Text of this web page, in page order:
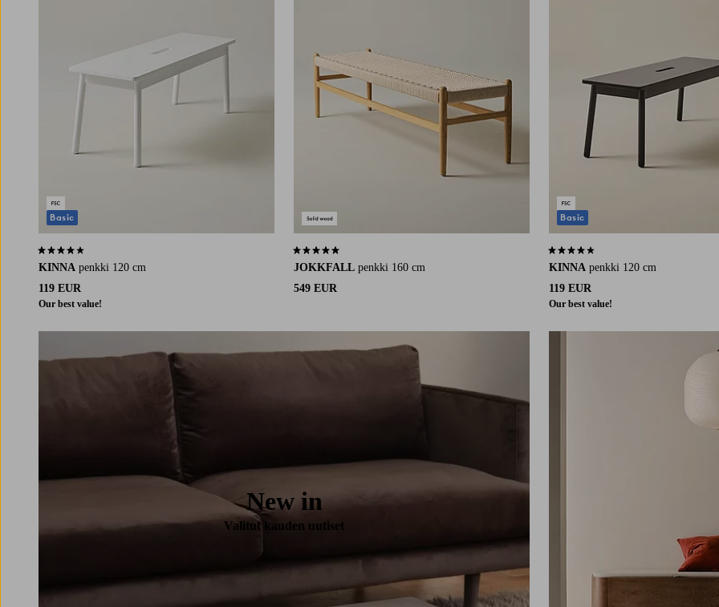
huonekalujen kanssa saat yhtenäisen
vaikutelman. Esimerkiksi eteisessä puunvärinen
matala penkki voi sointua yhteen seinähyllyn
kanssa, ja pehmustettu samettinen istuinpenkki
tai leikkisä, saatavana on penkki, joka sopii
huoneen tunnelman ja miten fiksusti voit
yhdistää istumapaikan ja laskutason yhden ja
KINNA penkki 120 cm
119 EUR
Our best value!
3,9 perustuen 48 arvosanaan
Basic
JOKKFALL penkki 160 cm
549 EUR
5,0 perustuen 9 arvosanaan
KINNA penkki 120 cm
119 EUR
Our best value!
3,9 perustuen 48 arvosanaan
Basic
New in
Valitut kauden uutiset